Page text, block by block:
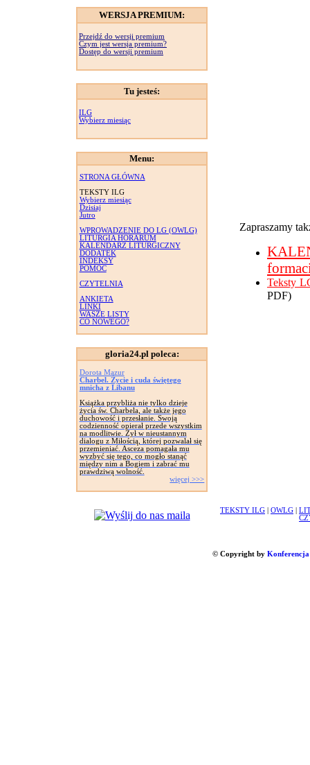
WERSJA PREMIUM:
Przejdź do wersji premium
Czym jest wersja premium?
Dostęp do wersji premium
Tu jesteś:
ILG
Wybierz miesiąc
Menu:
STRONA GŁÓWNA
TEKSTY ILG
Wybierz miesiąc
Dzisiaj
Jutro
WPROWADZENIE DO LG (OWLG)
LITURGIA HORARUM
KALENDARZ LITURGICZNY
DODATEK
INDEKSY
POMOC
CZYTELNIA
ANKIETA
LINKI
WASZE LISTY
CO NOWEGO?
gloria24.pl poleca:
Dorota Mazur
Charbel. Życie i cuda świętego
mnicha z Libanu
Książka przybliża nie tylko dzieje
życia św. Charbela, ale także jego
duchowość i przesłanie. Swoją
codzienność opierał przede wszystkim
na modlitwie. Żył w nieustannym
dialogu z Miłością, której pozwalał się
przemieniać. Asceza pomagała mu
wyzbyć się tego, co mogło stanąć
między nim a Bogiem i zabrać mu
prawdziwą wolność.
więcej >>>
Zapraszamy
Teksty
PDF)
TEKSTY ILG OWLG
© Copyright by Konferencja